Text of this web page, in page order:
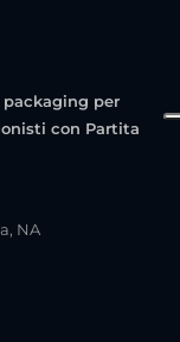
packaging per
con Partita
NA